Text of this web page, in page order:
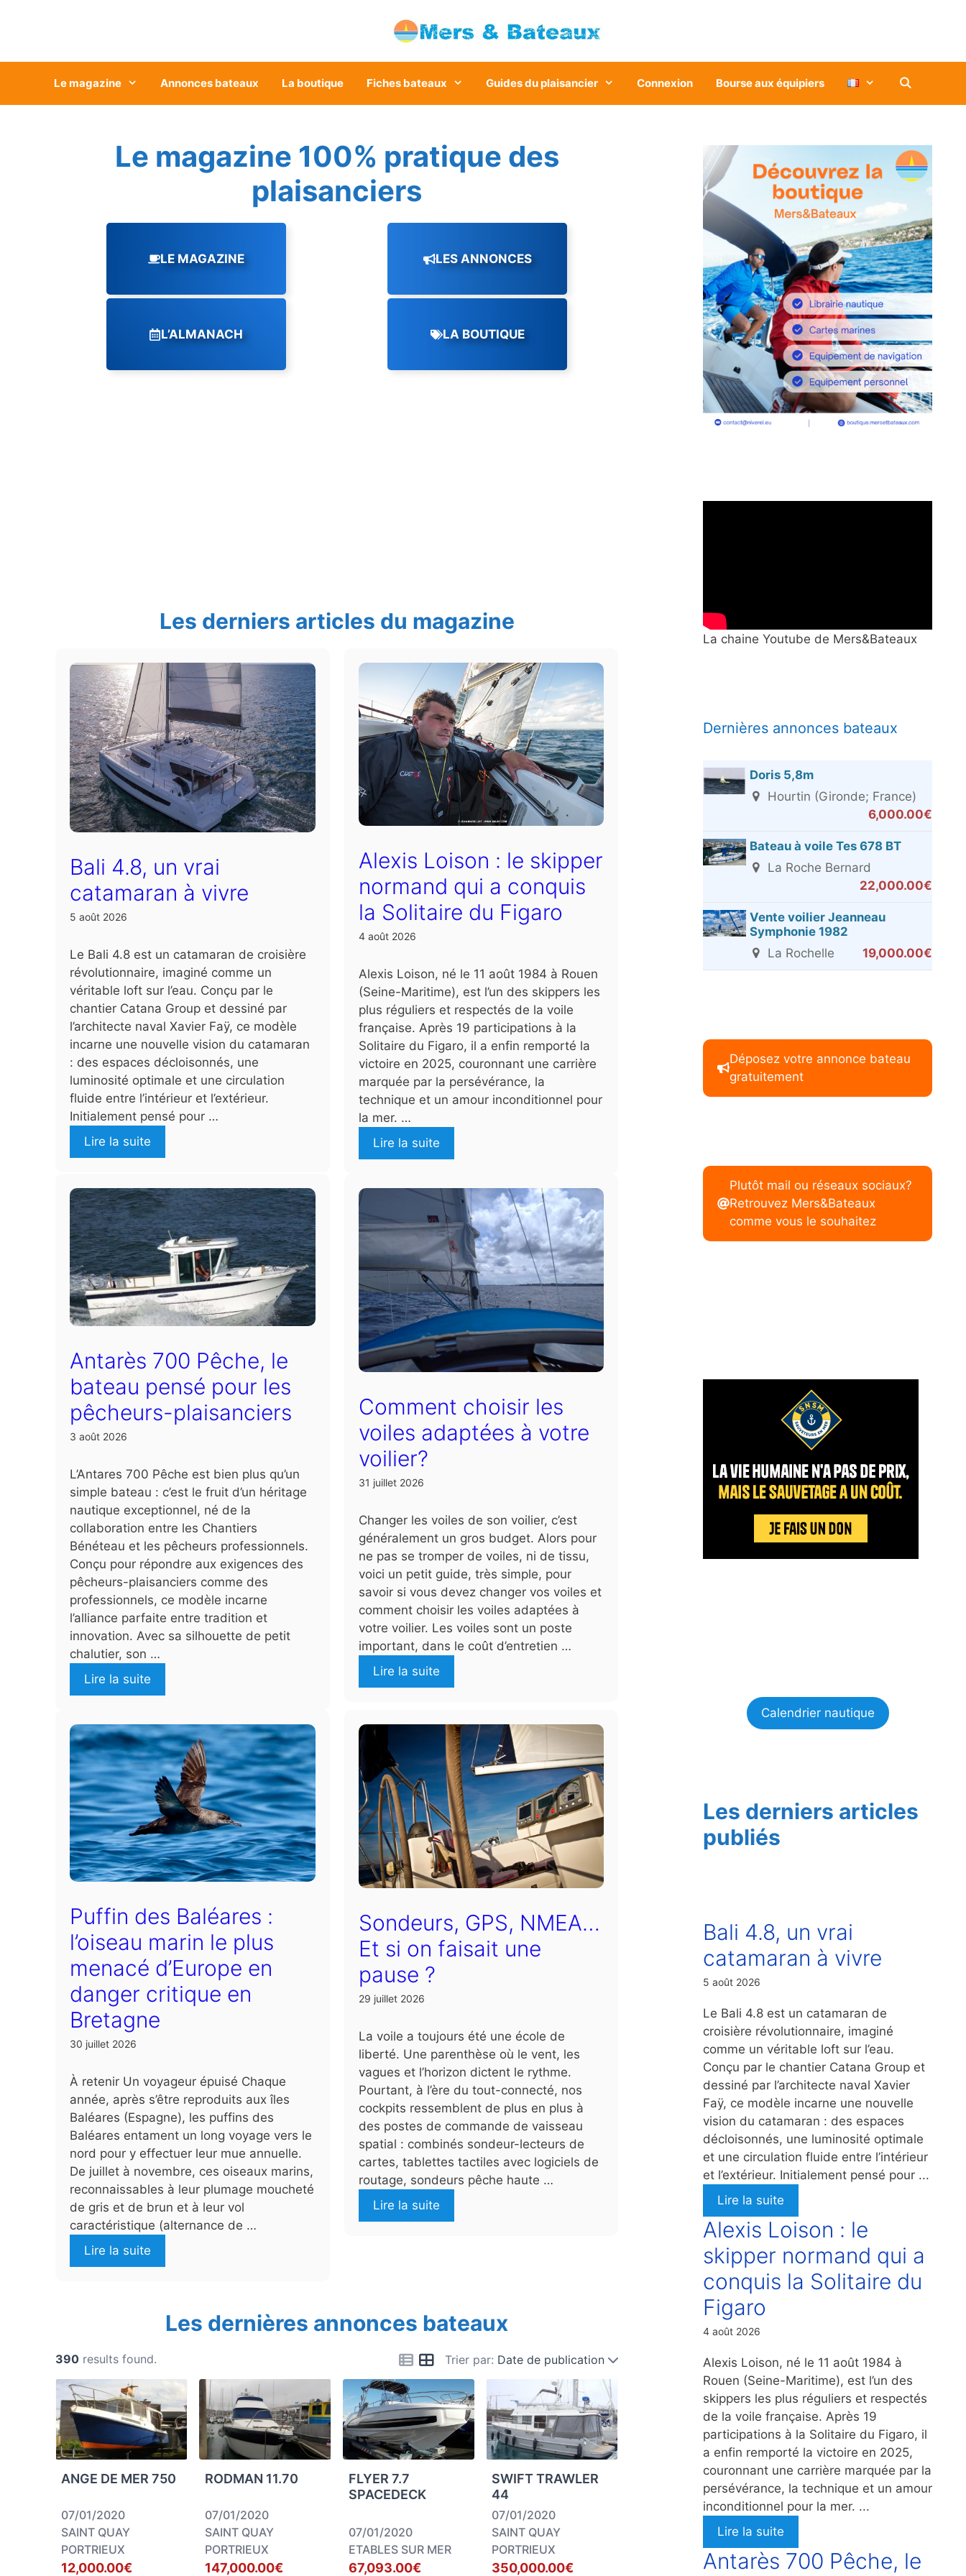
Le magazine Annonces bateaux La boutique Fiches bateaux Guides du plaisancier Connexion Bourse aux équipiers
Le magazine 100% pratique des
plaisanciers
LE MAGAZINE LES ANNONCES
L’ALMANACH LA BOUTIQUE
Les derniers articles du magazine
Bali 4.8, un vrai
catamaran à vivre
5 août 2026
Le Bali 4.8 est un catamaran de croisière
révolutionnaire, imaginé comme un
véritable loft sur l’eau. Conçu par le
chantier Catana Group et dessiné par
l’architecte naval Xavier Faÿ, ce modèle
incarne une nouvelle vision du catamaran
: des espaces décloisonnés, une
luminosité optimale et une circulation
fluide entre l’intérieur et l’extérieur.
Initialement pensé pour …
Lire la suite
Alexis Loison : le skipper
normand qui a conquis
la Solitaire du Figaro
4 août 2026
Alexis Loison, né le 11 août 1984 à Rouen
(Seine-Maritime), est l’un des skippers les
plus réguliers et respectés de la voile
française. Après 19 participations à la
Solitaire du Figaro, il a enfin remporté la
victoire en 2025, couronnant une carrière
marquée par la persévérance, la
technique et un amour inconditionnel pour
la mer. …
Lire la suite
Antarès 700 Pêche, le
bateau pensé pour les
pêcheurs-plaisanciers
3 août 2026
L’Antares 700 Pêche est bien plus qu’un
simple bateau : c’est le fruit d’un héritage
nautique exceptionnel, né de la
collaboration entre les Chantiers
Bénéteau et les pêcheurs professionnels.
Conçu pour répondre aux exigences des
pêcheurs-plaisanciers comme des
professionnels, ce modèle incarne
l’alliance parfaite entre tradition et
innovation. Avec sa silhouette de petit
chalutier, son …
Lire la suite
Comment choisir les
voiles adaptées à votre
voilier?
31 juillet 2026
Changer les voiles de son voilier, c’est
généralement un gros budget. Alors pour
ne pas se tromper de voiles, ni de tissu,
voici un petit guide, très simple, pour
savoir si vous devez changer vos voiles et
comment choisir les voiles adaptées à
votre voilier. Les voiles sont un poste
important, dans le coût d’entretien …
Lire la suite
Puffin des Baléares :
l’oiseau marin le plus
menacé d’Europe en
danger critique en
Bretagne
30 juillet 2026
À retenir Un voyageur épuisé Chaque
année, après s’être reproduits aux îles
Baléares (Espagne), les puffins des
Baléares entament un long voyage vers le
nord pour y effectuer leur mue annuelle.
De juillet à novembre, ces oiseaux marins,
reconnaissables à leur plumage moucheté
de gris et de brun et à leur vol
caractéristique (alternance de …
Lire la suite
Sondeurs, GPS, NMEA…
Et si on faisait une
pause ?
29 juillet 2026
La voile a toujours été une école de
liberté. Une parenthèse où le vent, les
vagues et l’horizon dictent le rythme.
Pourtant, à l’ère du tout-connecté, nos
cockpits ressemblent de plus en plus à
des postes de commande de vaisseau
spatial : combinés sondeur-lecteurs de
cartes, tablettes tactiles avec logiciels de
routage, sondeurs pêche haute …
Lire la suite
Les dernières annonces bateaux
Trier par: Date de publication
390 results found.
ANGE DE MER 750
07/01/2020
SAINT QUAY
PORTRIEUX
12,000.00€
RODMAN 11.70
07/01/2020
SAINT QUAY
PORTRIEUX
147,000.00€
FLYER 7.7
SPACEDECK
07/01/2020
ETABLES SUR MER
67,093.00€
SWIFT TRAWLER
44
07/01/2020
SAINT QUAY
PORTRIEUX
350,000.00€
La chaine Youtube de Mers&Bateaux
Dernières annonces bateaux
Doris 5,8m
Hourtin (Gironde; France)
6,000.00€
Bateau à voile Tes 678 BT
La Roche Bernard
22,000.00€
Vente voilier Jeanneau
Symphonie 1982
La Rochelle
19,000.00€
Déposez votre annonce bateau
gratuitement
Plutôt mail ou réseaux sociaux?
Retrouvez Mers&Bateaux
comme vous le souhaitez
Calendrier nautique
Les derniers articles
publiés
Bali 4.8, un vrai
catamaran à vivre
5 août 2026
Le Bali 4.8 est un catamaran de
croisière révolutionnaire, imaginé
comme un véritable loft sur l’eau.
Conçu par le chantier Catana Group et
dessiné par l’architecte naval Xavier
Faÿ, ce modèle incarne une nouvelle
vision du catamaran : des espaces
décloisonnés, une luminosité optimale
et une circulation fluide entre l’intérieur
et l’extérieur. Initialement pensé pour ...
Lire la suite
Alexis Loison : le
skipper normand qui a
conquis la Solitaire du
Figaro
4 août 2026
Alexis Loison, né le 11 août 1984 à
Rouen (Seine-Maritime), est l’un des
skippers les plus réguliers et respectés
de la voile française. Après 19
participations à la Solitaire du Figaro, il
a enfin remporté la victoire en 2025,
couronnant une carrière marquée par la
persévérance, la technique et un amour
inconditionnel pour la mer. ...
Lire la suite
Antarès 700 Pêche, le